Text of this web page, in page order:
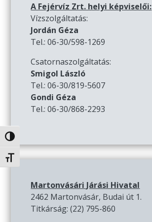
Nagy kontraszt váltása
Betűméret váltása
A Fejérvíz Zrt. helyi képviselői:
Vízszolgáltatás:
Jordán Géza
Tel.: 06-30/598-1269
Csatornaszolgáltatás:
Smigol László
Tel.: 06-30/819-5607
Gondi Géza
Tel.: 06-30/868-2293
Martonvásári Járási Hivatal
2462 Martonvásár, Budai út 1.
Titkárság: (22) 795-860